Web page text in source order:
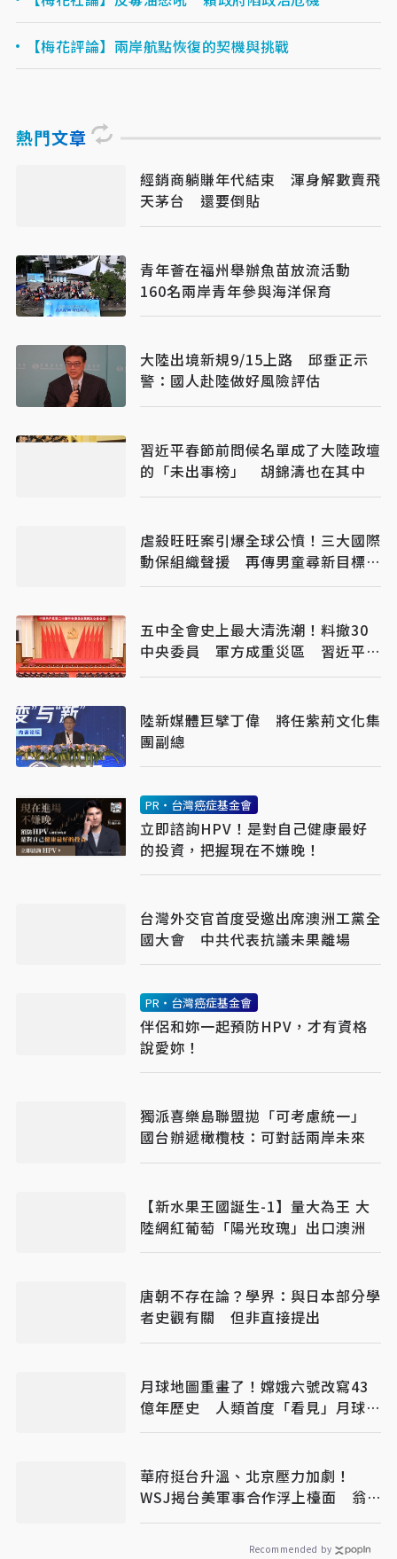
【梅花評論】兩岸航點恢復的契機與挑戰
熱門文章
經銷商躺賺年代結束 渾身解數賣飛
天茅台 還要倒貼
青年薈在福州舉辦魚苗放流活動
160名兩岸青年參與海洋保育
大陸出境新規9/15上路 邱垂正示
警：國人赴陸做好風險評估
習近平春節前問候名單成了大陸政壇
的「未出事榜」 胡錦濤也在其中
虐殺旺旺案引爆全球公憤！三大國際
動保組織聲援 再傳男童尋新目標下
手
五中全會史上最大清洗潮！料撤30
中央委員 軍方成重災區 習近平強
化震懾迎21大
陸新媒體巨擘丁偉 將任紫荊文化集
團副總
PR・台灣癌症基金會
立即諮詢HPV！是對自己健康最好
的投資，把握現在不嫌晚！
台灣外交官首度受邀出席澳洲工黨全
國大會 中共代表抗議未果離場
PR・台灣癌症基金會
伴侶和妳一起預防HPV，才有資格
說愛妳！
獨派喜樂島聯盟拋「可考慮統一」
國台辦遞橄欖枝：可對話兩岸未來
【新水果王國誕生-1】量大為王 大
陸網紅葡萄「陽光玫瑰」出口澳洲
唐朝不存在論？學界：與日本部分學
者史觀有關 但非直接提出
月球地圖重畫了！嫦娥六號改寫43
億年歷史 人類首度「看見」月球深
部
華府挺台升溫、北京壓力加劇！
WSJ揭台美軍事合作浮上檯面 翁
履中：台灣更要算清安全成本
Recommended by